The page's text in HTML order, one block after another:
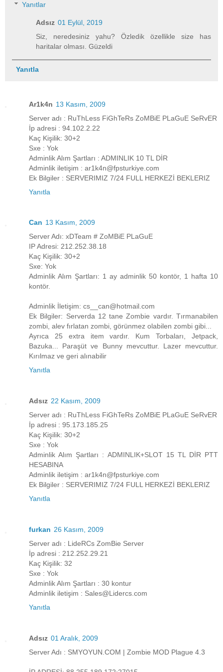
Yanıtlar
Adsız 01 Eylül, 2019
Siz, neredesiniz yahu? Özledik özellikle size has
haritalar olması. Güzeldi
Yanıtla
Ar1k4n 13 Kasım, 2009
Server adı : RuThLess FiGhTeRs ZoMBiE PLaGuE SeRvER
İp adresi : 94.102.2.22
Kaç Kişilik: 30+2
Sxe : Yok
Adminlik Alım Şartları : ADMINLIK 10 TL DİR
Adminlik iletişim : ar1k4n@fpsturkiye.com
Ek Bilgiler : SERVERIMIZ 7/24 FULL HERKEZİ BEKLERIZ
Yanıtla
Can 13 Kasım, 2009
Server Adı: xDTeam # ZoMBiE PLaGuE
IP Adresi: 212.252.38.18
Kaç Kişilik: 30+2
Sxe: Yok
Adminlik Alım Şartları: 1 ay adminlik 50 kontör, 1 hafta 10
kontör.
Adminlik İletişim: cs__can@hotmail.com
Ek Bilgiler: Serverda 12 tane Zombie vardır. Tırmanabilen
zombi, alev fırlatan zombi, görünmez olabilen zombi gibi...
Ayrıca 25 extra item vardır. Kum Torbaları, Jetpack,
Bazuka... Paraşüt ve Bunny mevcuttur. Lazer mevcuttur.
Kırılmaz ve geri alınabilir
Yanıtla
Adsız 22 Kasım, 2009
Server adı : RuThLess FiGhTeRs ZoMBiE PLaGuE SeRvER
İp adresi : 95.173.185.25
Kaç Kişilik: 30+2
Sxe : Yok
Adminlik Alım Şartları : ADMINLIK+SLOT 15 TL DİR PTT
HESABINA
Adminlik iletişim : ar1k4n@fpsturkiye.com
Ek Bilgiler : SERVERIMIZ 7/24 FULL HERKEZİ BEKLERIZ
Yanıtla
furkan 26 Kasım, 2009
Server adı : LideRCs ZomBie Server
İp adresi : 212.252.29.21
Kaç Kişilik: 32
Sxe : Yok
Adminlik Alım Şartları : 30 kontur
Adminlik iletişim : Sales@Lidercs.com
Yanıtla
Adsız 01 Aralık, 2009
Server Adı : SMYOYUN.COM | Zombie MOD Plague 4.3